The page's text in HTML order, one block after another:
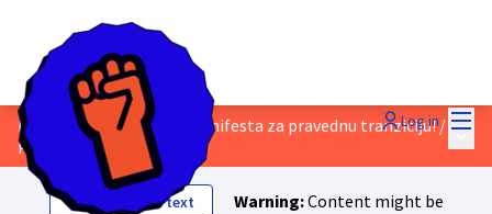
Log in
Razgovarajte o nacrtu Manifesta za pravednu tranziciju! /
Proposals
Main
Show original text Warning:Content might be